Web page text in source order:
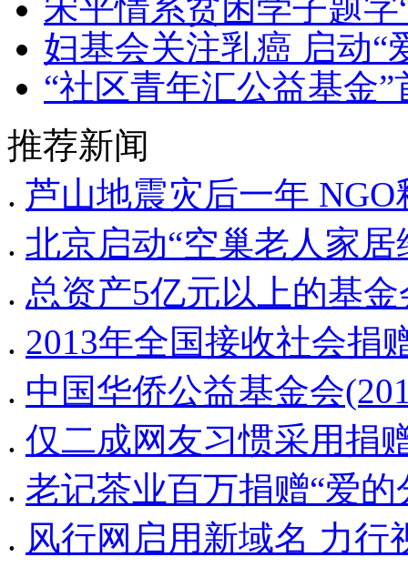
宋平情系贫困学子题字
妇基会关注乳癌 启动“
“社区青年汇公益基金
推荐新闻
. 芦山地震灾后一年
. 北京启动“空巢老人家居
. 总资产5亿元以上的基金
. 2013年全国接收社会捐
. 中国华侨公益基金会
. 仅二成网友习惯采用捐
. 老记茶业百万捐赠“爱
. 风行网启用新域名 力